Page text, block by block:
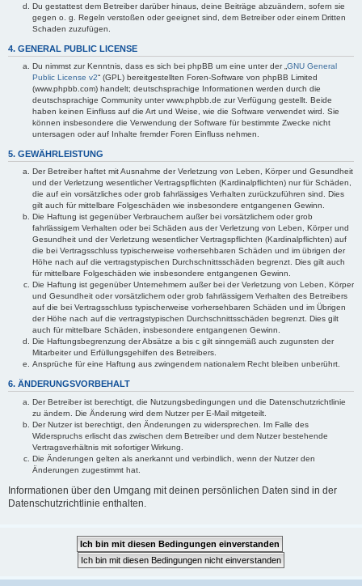
Du gestattest dem Betreiber darüber hinaus, deine Beiträge abzuändern, sofern sie
gegen o. g. Regeln verstoßen oder geeignet sind, dem Betreiber oder einem Dritten
Schaden zuzufügen.
4. GENERAL PUBLIC LICENSE
Du nimmst zur Kenntnis, dass es sich bei phpBB um eine unter der „ GNU General
Public License v2“ (GPL) bereitgestellten Foren-Software von phpBB Limited
(www.phpbb.com) handelt; deutschsprachige Informationen werden durch die
deutschsprachige Community unter www.phpbb.de zur Verfügung gestellt. Beide
haben keinen Einfluss auf die Art und Weise, wie die Software verwendet wird. Sie
können insbesondere die Verwendung der Software für bestimmte Zwecke nicht
untersagen oder auf Inhalte fremder Foren Einfluss nehmen.
5. GEWÄHRLEISTUNG
Der Betreiber haftet mit Ausnahme der Verletzung von Leben, Körper und Gesundheit
und der Verletzung wesentlicher Vertragspflichten (Kardinalpflichten) nur für Schäden,
die auf ein vorsätzliches oder grob fahrlässiges Verhalten zurückzuführen sind. Dies
gilt auch für mittelbare Folgeschäden wie insbesondere entgangenen Gewinn.
Die Haftung ist gegenüber Verbrauchern außer bei vorsätzlichem oder grob
fahrlässigem Verhalten oder bei Schäden aus der Verletzung von Leben, Körper und
Gesundheit und der Verletzung wesentlicher Vertragspflichten (Kardinalpflichten) auf
die bei Vertragsschluss typischerweise vorhersehbaren Schäden und im übrigen der
Höhe nach auf die vertragstypischen Durchschnittsschäden begrenzt. Dies gilt auch
für mittelbare Folgeschäden wie insbesondere entgangenen Gewinn.
Die Haftung ist gegenüber Unternehmern außer bei der Verletzung von Leben, Körper
und Gesundheit oder vorsätzlichem oder grob fahrlässigem Verhalten des Betreibers
auf die bei Vertragsschluss typischerweise vorhersehbaren Schäden und im Übrigen
der Höhe nach auf die vertragstypischen Durchschnittsschäden begrenzt. Dies gilt
auch für mittelbare Schäden, insbesondere entgangenen Gewinn.
Die Haftungsbegrenzung der Absätze a bis c gilt sinngemäß auch zugunsten der
Mitarbeiter und Erfüllungsgehilfen des Betreibers.
Ansprüche für eine Haftung aus zwingendem nationalem Recht bleiben unberührt.
6. ÄNDERUNGSVORBEHALT
Der Betreiber ist berechtigt, die Nutzungsbedingungen und die Datenschutzrichtlinie
zu ändern. Die Änderung wird dem Nutzer per E-Mail mitgeteilt.
Der Nutzer ist berechtigt, den Änderungen zu widersprechen. Im Falle des
Widerspruchs erlischt das zwischen dem Betreiber und dem Nutzer bestehende
Vertragsverhältnis mit sofortiger Wirkung.
Die Änderungen gelten als anerkannt und verbindlich, wenn der Nutzer den
Änderungen zugestimmt hat.
Informationen über den Umgang mit deinen persönlichen Daten sind in der
Datenschutzrichtlinie enthalten.